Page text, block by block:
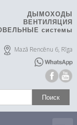
ДЫМОХОДЫ
ВЕНТИЛЯЦИЯ
системы
Mazā Rencēnu 6, Rīga